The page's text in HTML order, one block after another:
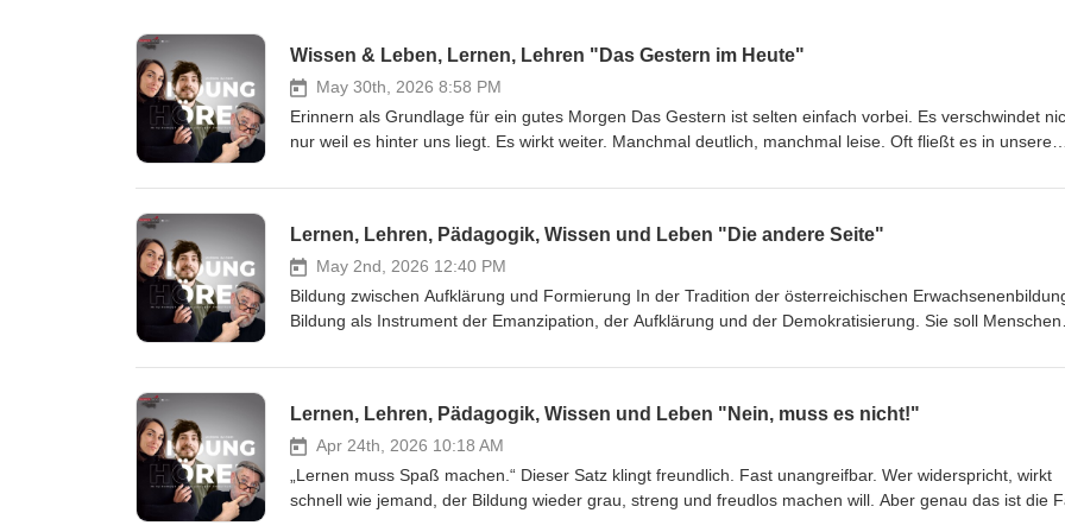
Wissen & Leben, Lernen, Lehren "Das Gestern im Heute"
May 30th, 2026 8:58 PM
Erinnern als Grundlage für ein gutes Morgen Das Gestern ist selten einfach vorbei. Es verschwindet
nur weil es hinter uns liegt. Es wirkt weiter. Manchmal deutlich, manchmal leise. Oft fließt es in unsere
Gewohnheiten, in unserem Körper, in den Räumen, durch die wir gehen, und in der Sprache, die wir
besonders auf vier Ebenen. Die erste Ebene liegt in unseren inneren… Mehr dazu im Beitrag. Wir
uns über Ihren Besuch auf unserer Webseite.
Lernen, Lehren, Pädagogik, Wissen und Leben "Die andere Seite"
May 2nd, 2026 12:40 PM
Bildung zwischen Aufklärung und Formierung In der Tradition der österreichischen
Bildung als Instrument der Emanzipation, der Aufklärung und der Demokratisierung. Sie soll Menschen
demokratischen Prozessen teilzunehmen. Gerade deshalb ist es bildungswissenschaftlich relevant,
um Bildung im Sinne von Freiheit, Mündigkeit oder pluralistischer Urteilskraft. Vielmehr wird Bildung als
Werkzeug der ideologischen Formierung eingesetzt. Sie dient der Stabilisierung geschlossener
der Ausbildung … Mehr dazu im Beitrag und hier der Lesebeitrag dazu. Wir freuen uns über Ihren
auf unserer Webseite.
Lernen, Lehren, Pädagogik, Wissen und Leben "Nein, muss es nicht!"
Apr 24th, 2026 10:18 AM
„Lernen muss Spaß machen.“ Dieser Satz klingt freundlich. Fast unangreifbar. Wer widerspricht, wirkt
schnell wie jemand, der Bildung wieder grau, streng und freudlos machen will. Aber genau das ist die